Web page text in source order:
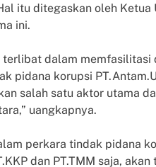
itu ditegaskan oleh Ketua
ini.
dalam
pidana korupsi
salah satu aktor utama
uangkapnya.
perkara tindak pidana
dan PT.TMM saja,